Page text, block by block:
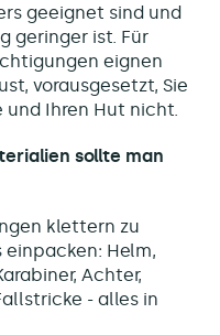
geeignet sind und
geringer ist. Für
eignen
vorausgesetzt, Sie
und Ihren Hut nicht.
sollte man
klettern zu
einpacken: Helm,
Achter,
- alles in